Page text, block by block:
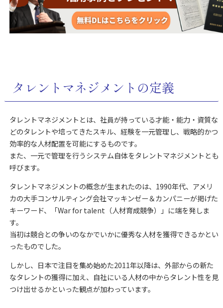
タレントマネジメントの定義
タレントマネジメントとは、社員が持っている才能・能力・資質な
どのタレントや培ってきたスキル、経験を一元管理し、戦略的かつ
効率的な人材配置を可能にするものです。
また、一元で管理を行うシステム自体をタレントマネジメントとも
呼びます。
タレントマネジメントの概念が生まれたのは、1990年代、アメリ
カの大手コンサルティング会社マッキンゼー＆カンパニーが掲げた
キーワード、「War for talent（人材育成競争）」に端を発しま
す。
当初は競合との争いのなかでいかに優秀な人材を獲得できるかとい
ったものでした。
しかし、日本で注目を集め始めた2011年以降は、外部からの新た
なタレントの獲得に加え、自社にいる人材の中からタレント性を見
つけ出せるかといった観点が加わっています。